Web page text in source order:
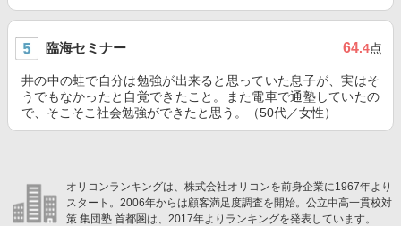
臨海セミナー 64.4点
井の中の蛙で自分は勉強が出来ると思っていた息子が、実はそ
うでもなかったと自覚できたこと。また電車で通塾していたの
で、そこそこ社会勉強ができたと思う。（50代／女性）
オリコンランキングは、株式会社オリコンを前身企業に1967年より
スタート。2006年からは顧客満足度調査を開始。公立中高一貫校対
策 集団塾 首都圏は、2017年よりランキングを発表しています。